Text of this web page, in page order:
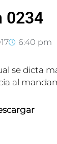
0234
6:40 pm
se dicta
al